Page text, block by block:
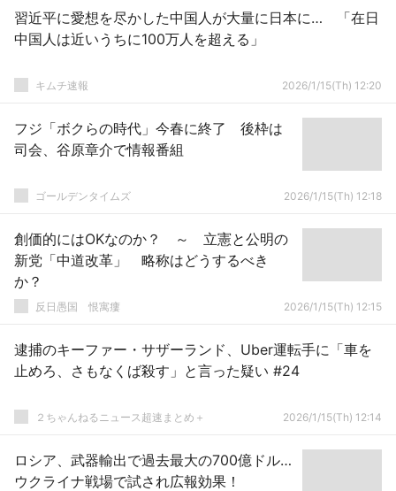
習近平に愛想を尽かした中国人が大量に日本に… 「在日
中国人は近いうちに100万人を超える」
キムチ速報 2026/1/15(Th) 12:20
フジ「ボクらの時代」今春に終了 後枠は
司会、谷原章介で情報番組
ゴールデンタイムズ 2026/1/15(Th) 12:18
創価的にはOKなのか？ ～ 立憲と公明の
新党「中道改革」 略称はどうするべき
か？
反日愚国 恨寓瘻 2026/1/15(Th) 12:15
逮捕のキーファー・サザーランド、Uber運転手に「車を
止めろ、さもなくば殺す」と言った疑い #24
２ちゃんねるニュース超速まとめ＋ 2026/1/15(Th) 12:14
ロシア、武器輸出で過去最大の700億ドル…
ウクライナ戦場で試され広報効果！